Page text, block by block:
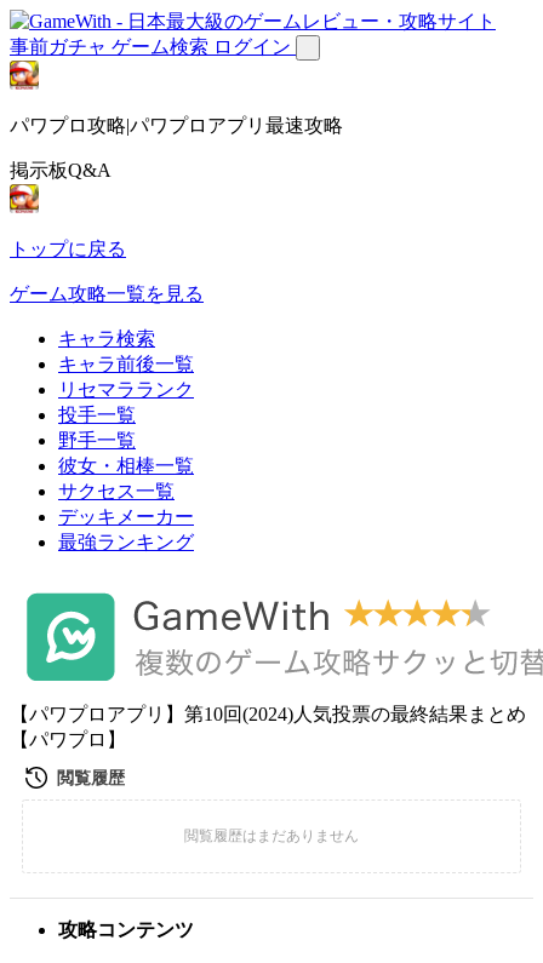
事前ガチャ ゲーム検索 ログイン
パワプロ攻略|パワプロアプリ最速攻略
掲示板Q&A
トップに戻る
ゲーム攻略一覧を見る
キャラ検索
キャラ前後一覧
リセマラランク
投手一覧
野手一覧
彼女・相棒一覧
サクセス一覧
デッキメーカー
最強ランキング
【パワプロアプリ】第10回(2024)人気投票の最終結果まとめ
【パワプロ】
攻略コンテンツ